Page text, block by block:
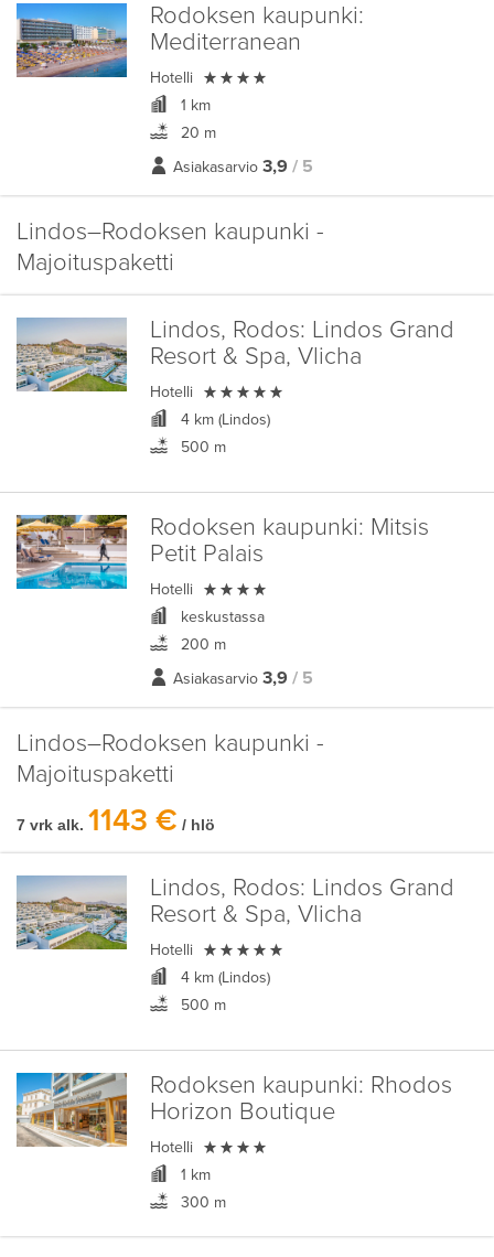
Rodoksen kaupunki:
Mediterranean
Hotelli 
1 km
20 m
Asiakasarvio 3,9 / 5
Lindos–Rodoksen kaupunki -
Majoituspaketti
Lindos, Rodos: Lindos Grand
Resort & Spa, Vlicha
Hotelli 
4 km (Lindos)
500 m
Rodoksen kaupunki: Mitsis
Petit Palais
Hotelli 
keskustassa
200 m
Asiakasarvio 3,9 / 5
Lindos–Rodoksen kaupunki -
Majoituspaketti
7 vrk alk. 1143 € / hlö
Lindos, Rodos: Lindos Grand
Resort & Spa, Vlicha
Hotelli 
4 km (Lindos)
500 m
Rodoksen kaupunki: Rhodos
Horizon Boutique
Hotelli 
1 km
300 m